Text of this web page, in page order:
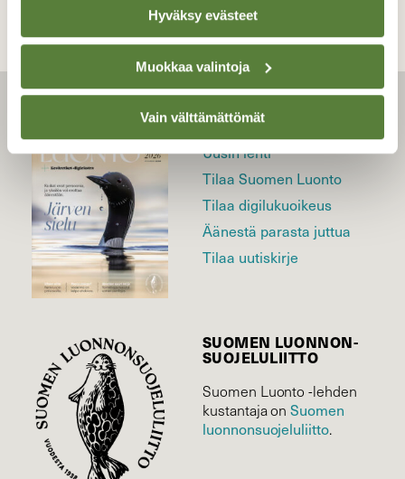
Hyväksy evästeet
Muokkaa valintoja
Vain välttämättömät
LEHTI
Uusin lehti
Tilaa Suomen Luonto
Tilaa digilukuoikeus
Äänestä parasta juttua
Tilaa uutiskirje
SUOMEN LUONNON­
SUOJELU­LIITTO
Suomen Luonto -lehden
kustantaja onSuomen
luonnonsuojelu­liitto.